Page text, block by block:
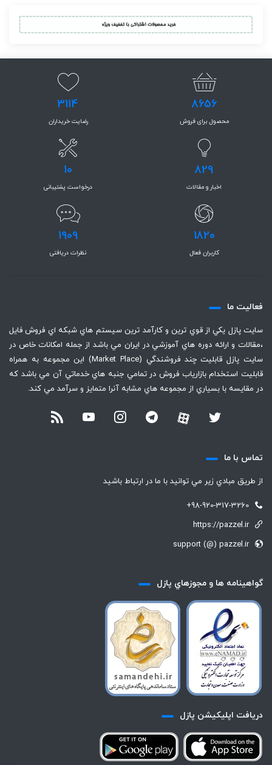
8656
محصول برای فروش
3114
رضایت خریداران
829
اخبار و مقالات
10
درخواست پشتیبانی
1820
کاربران فعال
1909
نظرات دریافتی
فعاليت ما
سايت پازل يكي از قوي ترين و كارآمد ترين سيستم هاي شبكه اي فروش فايل
،‌مقالات و ارائه دوره هاي آموزشي در ايران مي باشد از جمله امكانات خاص در
سايت پازل قابليت چند فروشندگي (Market Place) اين مجموعه به همراه
قابليت استخدام بازارياب فروش در تمامي جنبه هاي خدماتي آن مي باشد كه
در مقايسه با بسياري از مجموعه هاي مشابه آنرا متمايز و سرآمد مي كند.
تماس با ما
از طريق مبادي زير مي توانيد با ما در ارتباط باشيد
+98-920-317-3260
https://pazzel.ir
support (@) pazzel.ir
گواهينامه ها و مجوزهاي پازل
دريافت اپليكيشن پازل